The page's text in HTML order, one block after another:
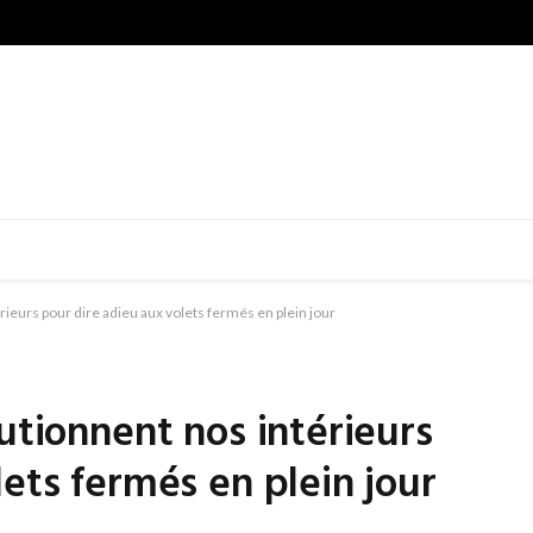
pour dire adieu aux volets fermés en plein jour
nos intérieurs
fermés en plein jour